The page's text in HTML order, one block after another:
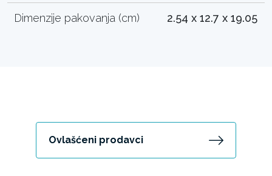
Dimenzije pakovanja (cm) 2.54 x 12.7 x 19.05
Ovlašćeni prodavci